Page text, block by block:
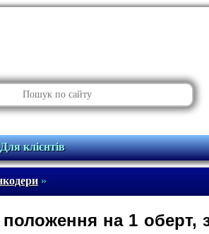
клієнтів
»
положення на 1